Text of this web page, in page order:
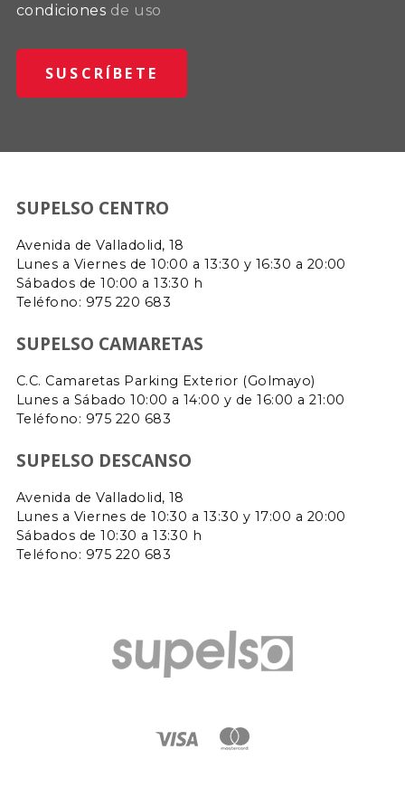
condiciones de uso
SUPELSO CENTRO
Avenida de Valladolid, 18
Lunes a Viernes de 10:00 a 13:30 y 16:30 a 20:00
Sábados de 10:00 a 13:30 h
Teléfono: 975 220 683
SUPELSO CAMARETAS
C.C. Camaretas Parking Exterior (Golmayo)
Lunes a Sábado 10:00 a 14:00 y de 16:00 a 21:00
Teléfono: 975 220 683
SUPELSO DESCANSO
Avenida de Valladolid, 18
Lunes a Viernes de 10:30 a 13:30 y 17:00 a 20:00
Sábados de 10:30 a 13:30 h
Teléfono: 975 220 683